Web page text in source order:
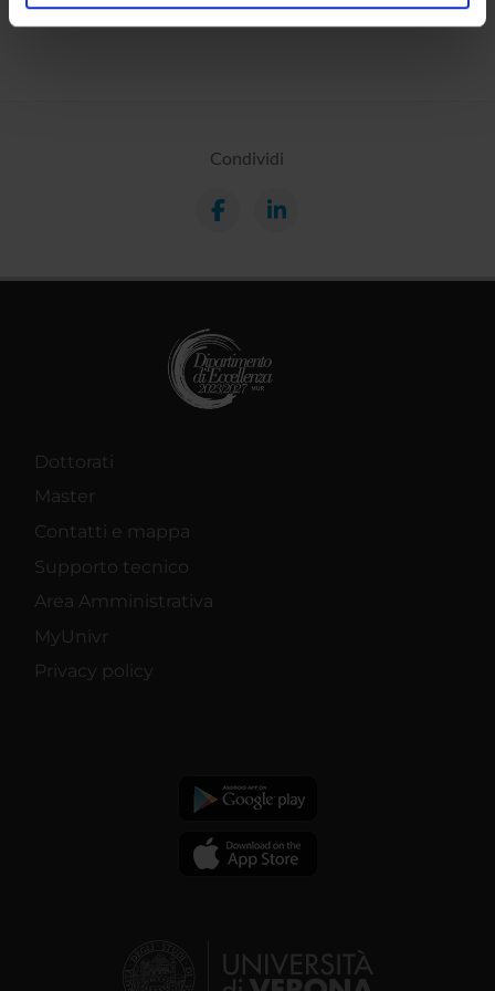
analizzare il nostro traffico. Condividiamo inoltre
Condividi
Dottorati
Master
Contatti e mappa
Supporto tecnico
Area Amministrativa
MyUnivr
Privacy policy